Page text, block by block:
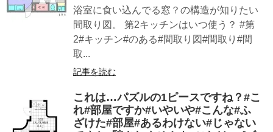
浴室に食い込んでる窓？の構造が知りたい
間取り図。 第2キッチンはいつ使う？ #第
2#キッチン#のある#間取り図#間取り#間
取...
記事を読む
これは…パズルの1ピースですね？#こ
れ#部屋ですか#いやいや#こんな#ふ
ざけた#部屋#あるわけない#じゃない